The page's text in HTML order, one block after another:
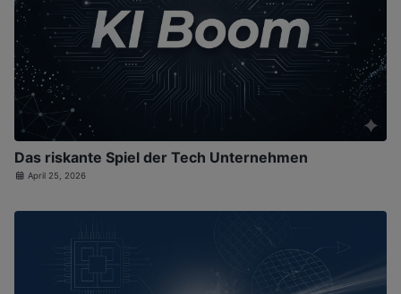
Das riskante Spiel der Tech Unternehmen
April 25, 2026